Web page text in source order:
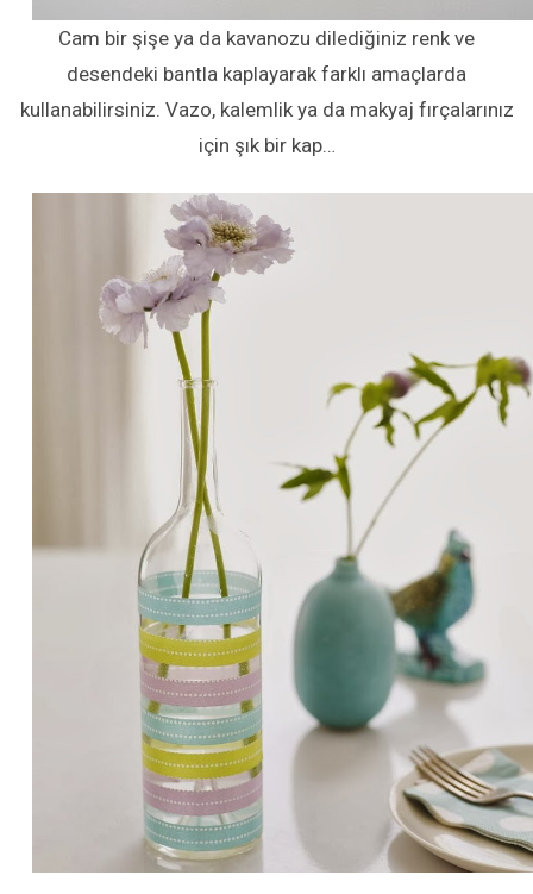
Cam bir şişe ya da kavanozu dilediğiniz renk ve
desendeki bantla kaplayarak farklı amaçlarda
kullanabilirsiniz. Vazo, kalemlik ya da makyaj fırçalarınız
için şık bir kap…